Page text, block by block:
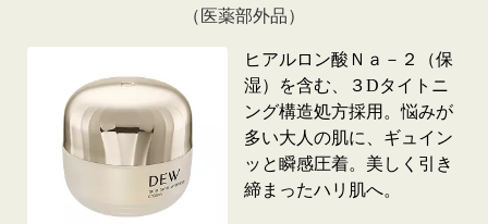
（医薬部外品）
ヒアルロン酸Ｎａ－２（保
湿）を含む、３Dタイトニ
ング構造処方採用。悩みが
多い大人の肌に、ギュイン
ッと瞬感圧着。美しく引き
締まったハリ肌へ。